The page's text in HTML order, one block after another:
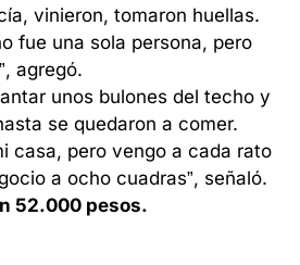
vinieron, tomaron huellas.
fue una sola persona, pero
agregó.
unos bulones del techo y
se quedaron a comer.
casa, pero vengo a cada rato
a ocho cuadras”, señaló.
52.000 pesos.